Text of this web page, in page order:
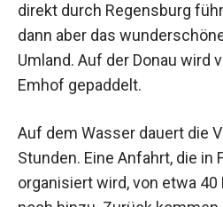
direkt durch Regensburg
dann aber das
Umland. Auf der Donau wird
Emhof gepaddelt.
Auf dem Wasser dauert die
Stunden. Eine Anfahrt, die
organisiert wird, von etwa